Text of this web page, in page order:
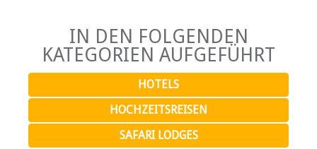
IN DEN FOLGENDEN
KATEGORIEN AUFGEFÜHRT
HOTELS
HOCHZEITSREISEN
SAFARI LODGES